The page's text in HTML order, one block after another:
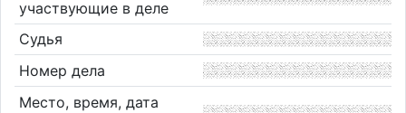
участвующие в деле
Судья
Номер дела
Место, время, дата